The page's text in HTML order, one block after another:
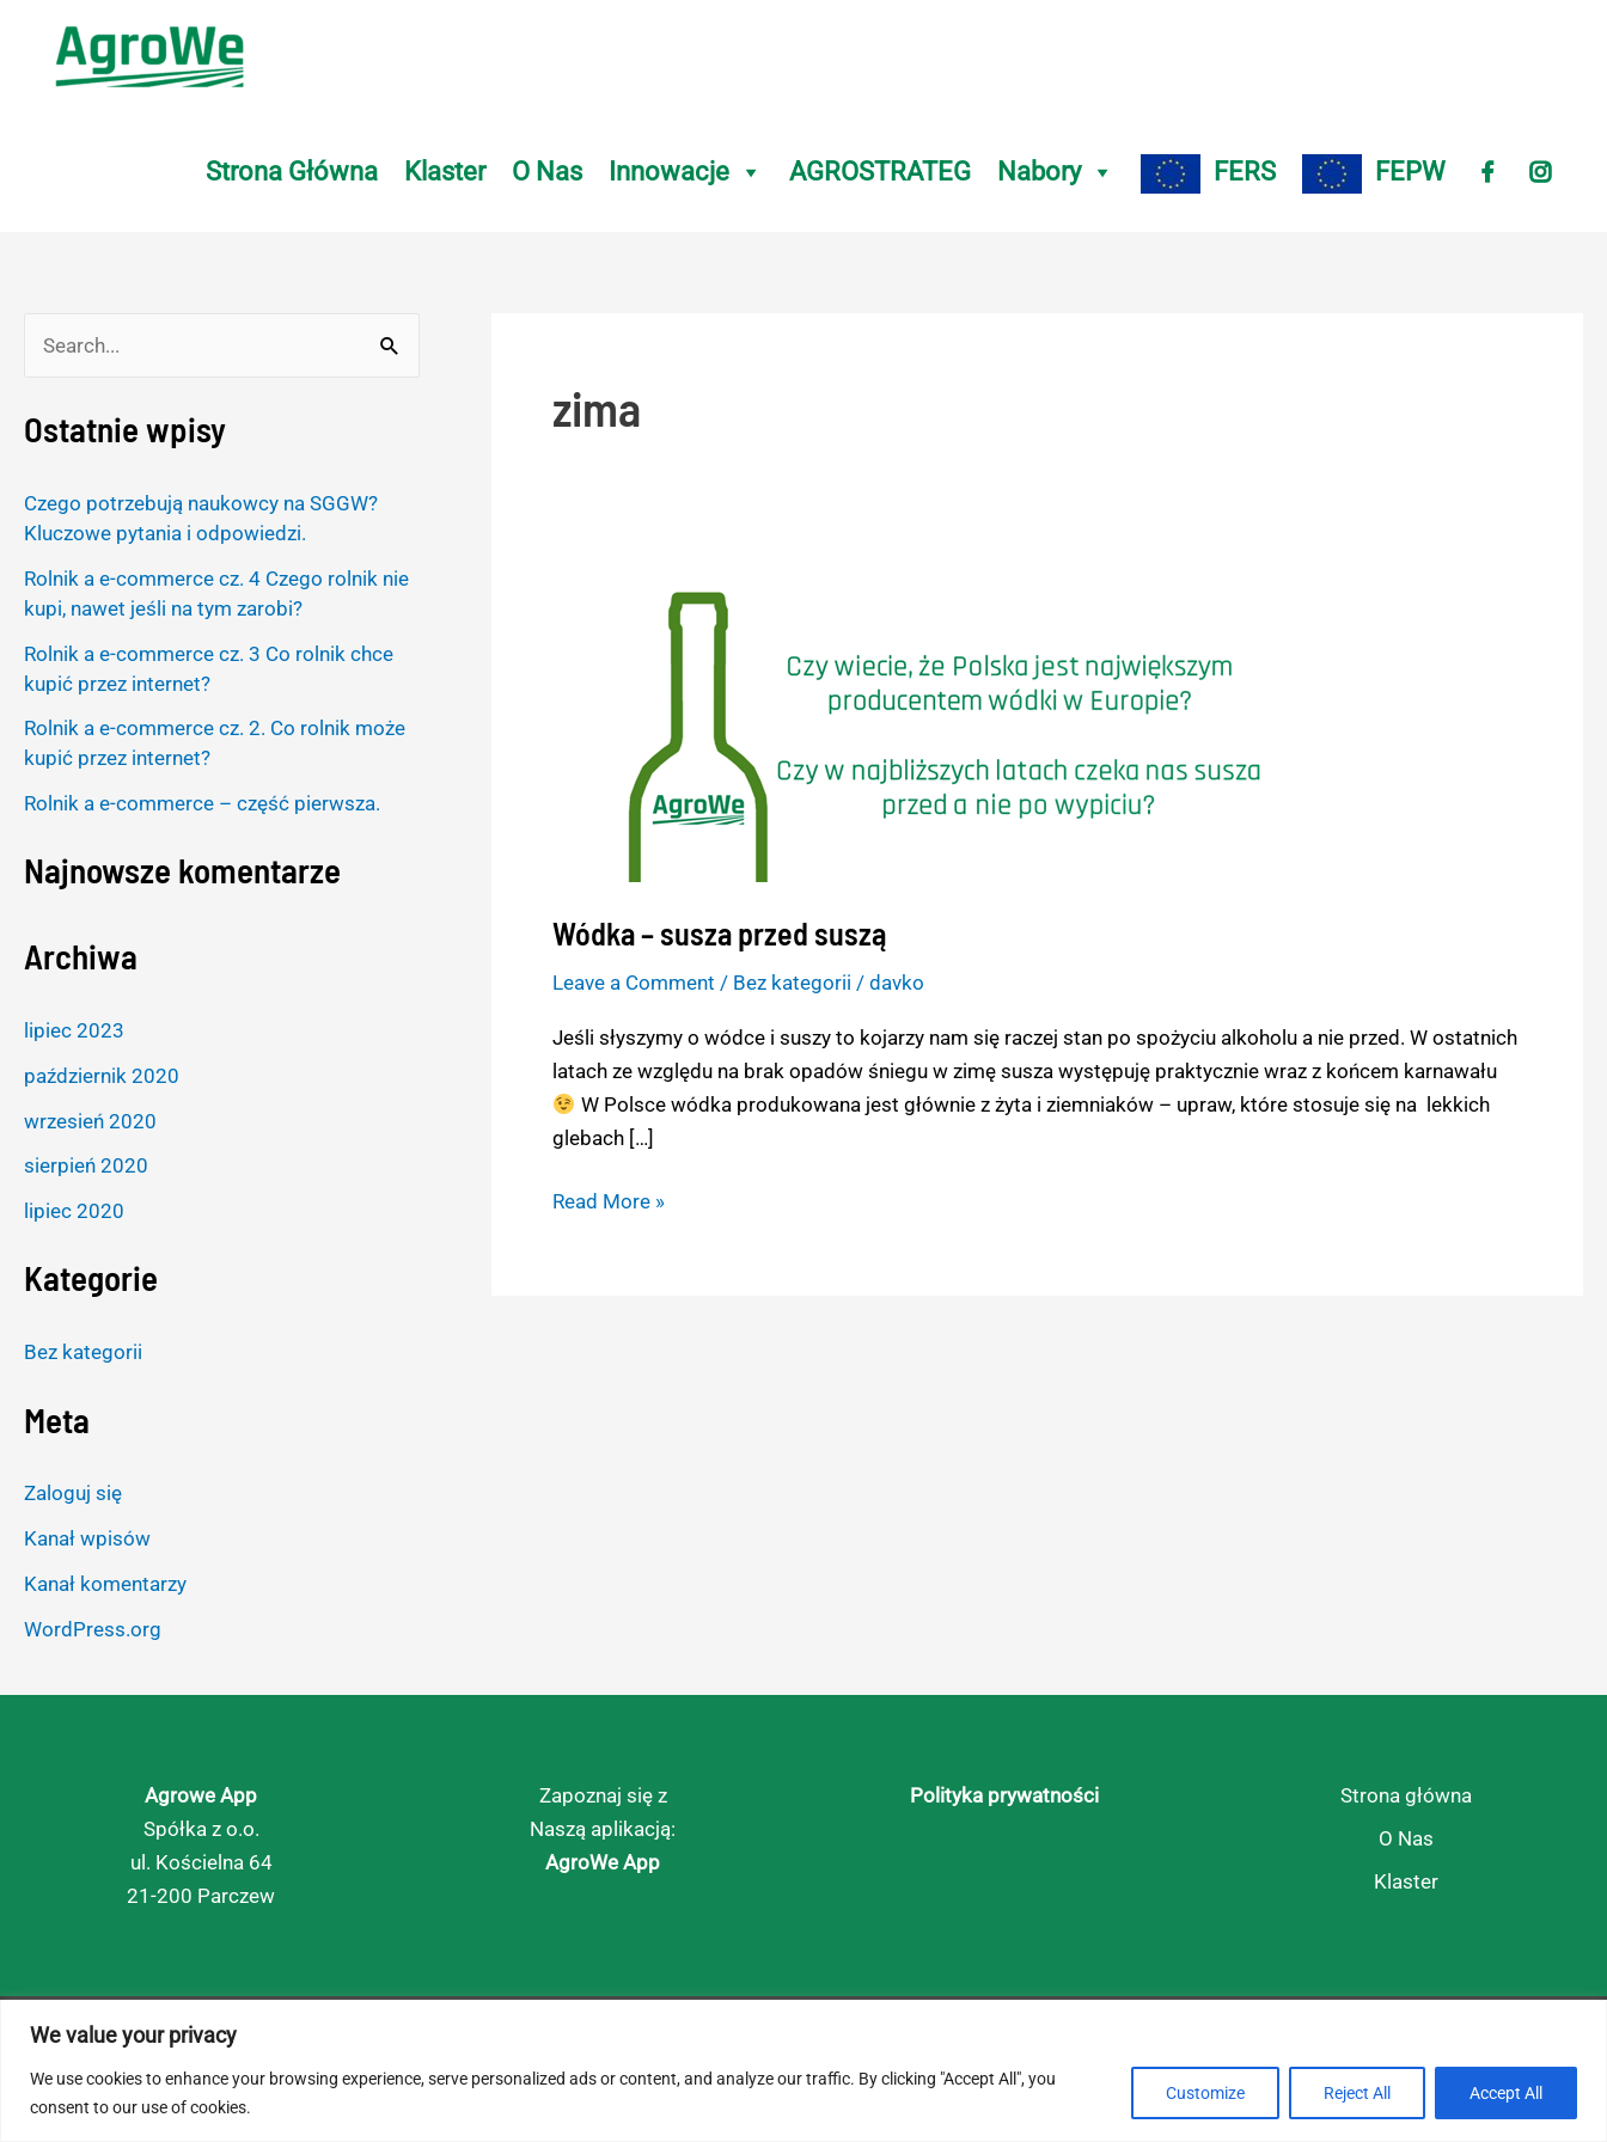
We value your privacy
We use cookies to enhance your browsing experience, serve personalized ads or content, and analyze our traffic. By clicking "Accept All", you
consent to our use of cookies.
Customize Reject All Accept All
content
Strona Główna Klaster O Nas Innowacje AGROSTRATEG Nabory FERS FEPW
a
c
f
r
:
Ostatnie wpisy
Czego potrzebują naukowcy na SGGW?
Kluczowe pytania i odpowiedzi.
Rolnik a e-commerce cz. 4 Czego rolnik nie
kupi, nawet jeśli na tym zarobi?
Rolnik a e-commerce cz. 3 Co rolnik chce
kupić przez internet?
Rolnik a e-commerce cz. 2. Co rolnik może
kupić przez internet?
Rolnik a e-commerce – część pierwsza.
Najnowsze komentarze
Archiwa
lipiec 2023
październik 2020
wrzesień 2020
sierpień 2020
lipiec 2020
Kategorie
Bez kategorii
Meta
Zaloguj się
Kanał wpisów
Kanał komentarzy
WordPress.org
zima
Wódka – susza przed suszą
Leave a Comment / Bez kategorii /davko
Jeśli słyszymy o wódce i suszy to kojarzy nam się raczej stan po spożyciu alkoholu a nie przed. W ostatnich
latach ze względu na brak opadów śniegu w zimę susza występuję praktycznie wraz z końcem karnawału
W Polsce wódka produkowana jest głównie z żyta i ziemniaków – upraw, które stosuje się na lekkich
glebach […]
Read More »
Agrowe App
Spółka z o.o.
ul. Kościelna 64
21-200 Parczew
Zapoznaj się z
Naszą aplikacją:
AgroWe App
Polityka prywatności
Strona główna
O Nas
Klaster
© 2026 AgroWe. Wszelkie prawa zastrzeżone. Tak się żyje na tej wsi!